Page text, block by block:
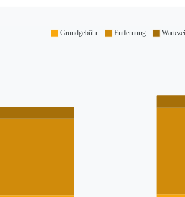
Grundgebühr Entfernung